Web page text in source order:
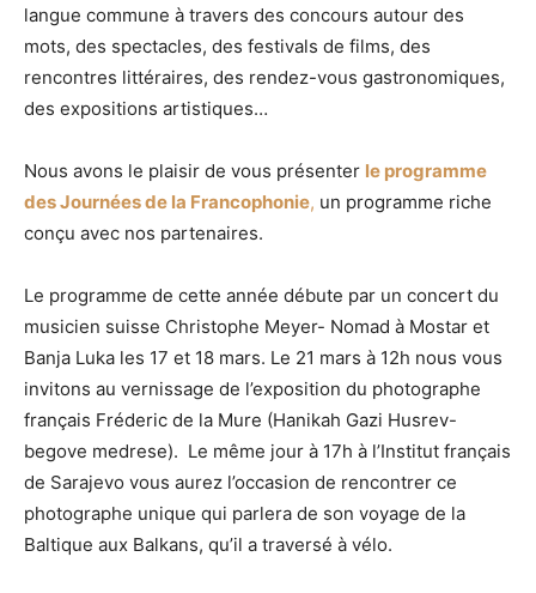
langue commune à travers des concours autour des
mots, des spectacles, des festivals de films, des
rencontres littéraires, des rendez-vous gastronomiques,
des expositions artistiques…
Nous avons le plaisir de vous présenter le programme
des Journées de la Francophonie, un programme riche
conçu avec nos partenaires.
Le programme de cette année débute par un concert du
musicien suisse Christophe Meyer- Nomad à Mostar et
Banja Luka les 17 et 18 mars. Le 21 mars à 12h nous vous
invitons au vernissage de l’exposition du photographe
français Fréderic de la Mure (Hanikah Gazi Husrev-
begove medrese). Le même jour à 17h à l’Institut français
de Sarajevo vous aurez l’occasion de rencontrer ce
photographe unique qui parlera de son voyage de la
Baltique aux Balkans, qu’il a traversé à vélo.